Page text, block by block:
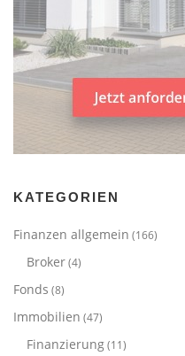
KATEGORIEN
Finanzen allgemein (166)
Broker(4)
Fonds (8)
Immobilien (47)
Finanzierung(11)